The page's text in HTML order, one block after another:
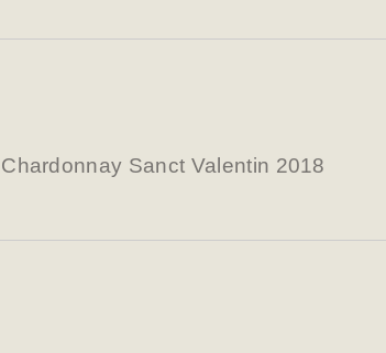
Chardonnay Sanct Valentin 2018